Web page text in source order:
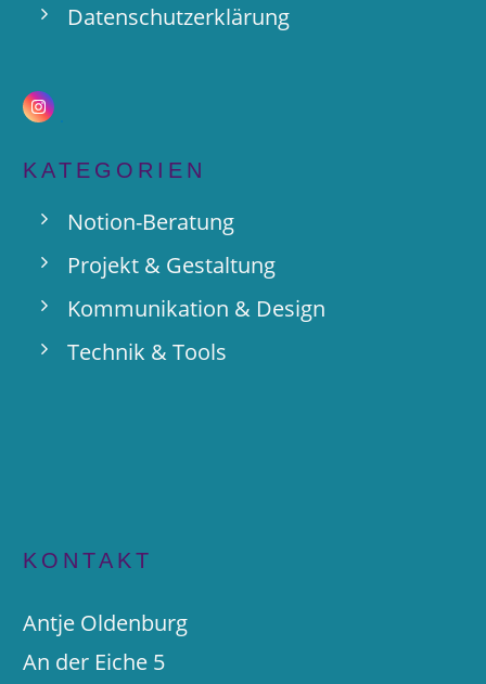
Datenschutzerklärung
KATEGORIEN
Notion-Beratung
Projekt & Gestaltung
Kommunikation & Design
Technik & Tools
KONTAKT
Antje Oldenburg
An der Eiche 5